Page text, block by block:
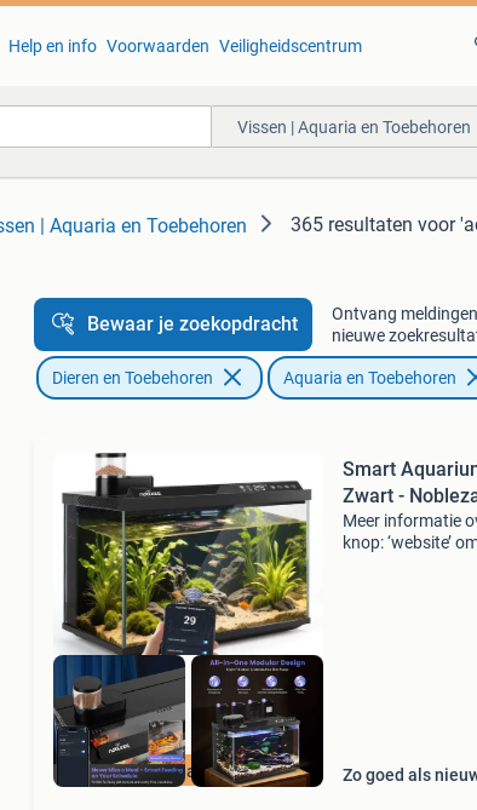
Help en info Voorwaarden Veiligheidscentrum
Vissen | Aquaria en Toebehoren
| Aquaria en Toebehoren 365 resultaten voor
Bewaar je zoekopdracht
Ontvang
nieuwe
Dieren en Toebehoren Aquaria en Toebehoren
Retourdeal Korting
Smart
Zwart -
Meer informatie
knop: ‘website’
Zo goed als